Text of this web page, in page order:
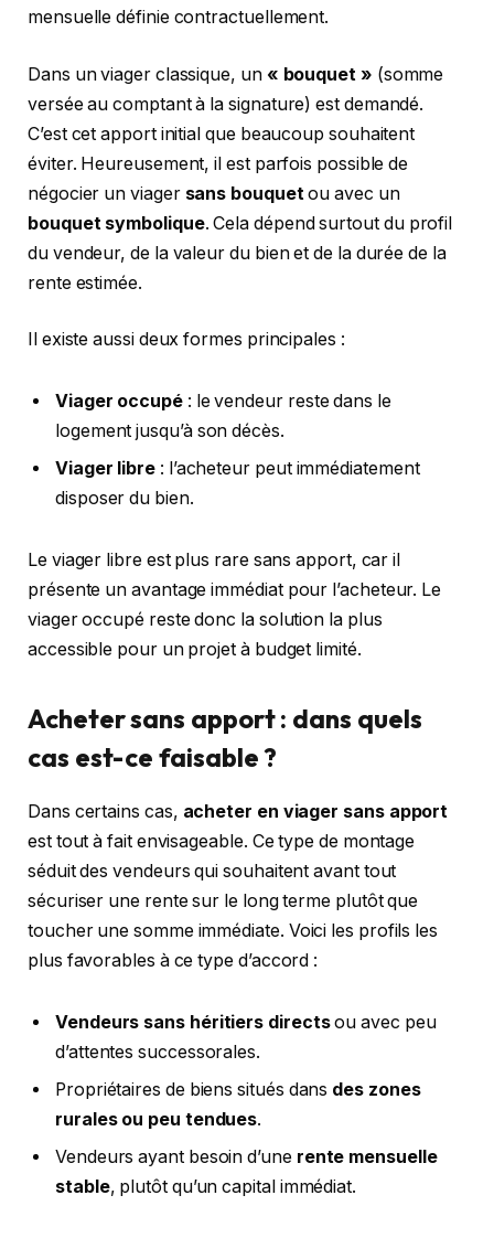
mensuelle définie contractuellement.
Dans un viager classique, un « bouquet » (somme
versée au comptant à la signature) est demandé.
C’est cet apport initial que beaucoup souhaitent
éviter. Heureusement, il est parfois possible de
négocier un viager sans bouquet ou avec un
bouquet symbolique. Cela dépend surtout du profil
du vendeur, de la valeur du bien et de la durée de la
rente estimée.
Il existe aussi deux formes principales :
Viager occupé: le vendeur reste dans le
logement jusqu’à son décès.
Viager libre : l’acheteur peut immédiatement
disposer du bien.
Le viager libre est plus rare sans apport, car il
présente un avantage immédiat pour l’acheteur. Le
viager occupé reste donc la solution la plus
accessible pour un projet à budget limité.
Acheter sans apport : dans quels
cas est-ce faisable ?
Dans certains cas, acheter en viager sans apport
est tout à fait envisageable. Ce type de montage
séduit des vendeurs qui souhaitent avant tout
sécuriser une rente sur le long terme plutôt que
toucher une somme immédiate. Voici les profils les
plus favorables à ce type d’accord :
Vendeurs sans héritiers directsou avec peu
d’attentes successorales.
Propriétaires de biens situés dans des zones
rurales ou peu tendues.
Vendeurs ayant besoin d’une rente mensuelle
stable, plutôt qu’un capital immédiat.